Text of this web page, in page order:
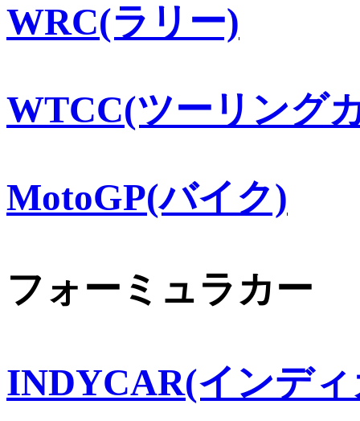
WRC(ラリー)
WTCC(ツーリング
MotoGP(バイク)
フォーミュラカー
INDYCAR(インデ